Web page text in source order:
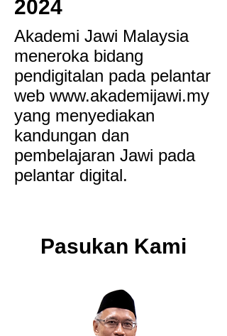
2024
Akademi Jawi Malaysia
meneroka bidang
pendigitalan pada pelantar
web www.akademijawi.my
yang menyediakan
kandungan dan
pembelajaran Jawi pada
pelantar digital.
Pasukan Kami